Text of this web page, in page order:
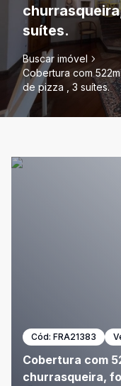
suítes.
Buscar imóvel
Cobertura com
de pizza , 3 suítes.
Cód: FRA21383
Cobertura com
churrasqueira,